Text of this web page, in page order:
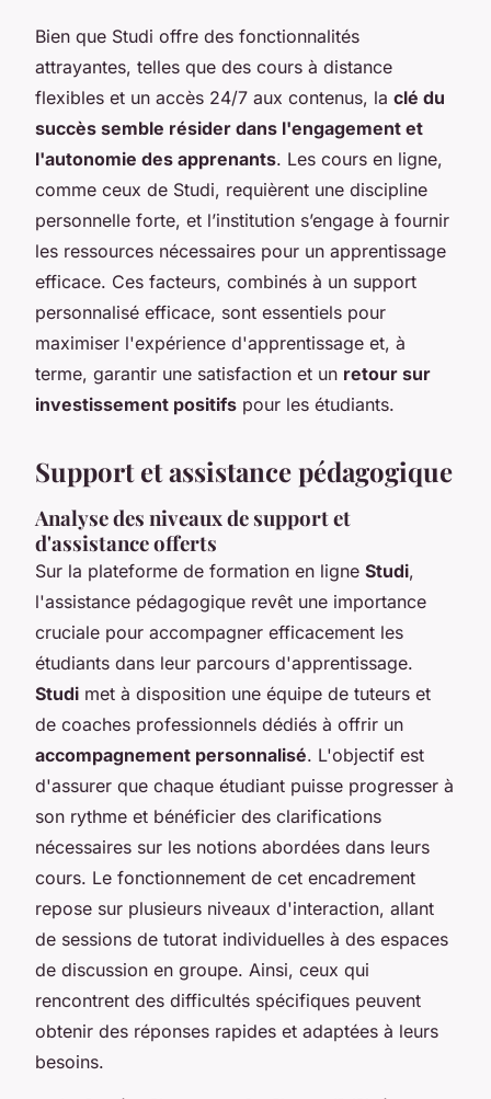
Bien que Studi offre des fonctionnalités
attrayantes, telles que des cours à distance
flexibles et un accès 24/7 aux contenus, la clé du
succès semble résider dans l'engagement et
l'autonomie des apprenants. Les cours en ligne,
comme ceux de Studi, requièrent une discipline
personnelle forte, et l’institution s’engage à fournir
les ressources nécessaires pour un apprentissage
efficace. Ces facteurs, combinés à un support
personnalisé efficace, sont essentiels pour
maximiser l'expérience d'apprentissage et, à
terme, garantir une satisfaction et un retour sur
investissement positifs pour les étudiants.
Support et assistance pédagogique
Analyse des niveaux de support et
d'assistance offerts
Sur la plateforme de formation en ligne Studi,
l'assistance pédagogique revêt une importance
cruciale pour accompagner efficacement les
étudiants dans leur parcours d'apprentissage.
Studi met à disposition une équipe de tuteurs et
de coaches professionnels dédiés à offrir un
accompagnement personnalisé. L'objectif est
d'assurer que chaque étudiant puisse progresser à
son rythme et bénéficier des clarifications
nécessaires sur les notions abordées dans leurs
cours. Le fonctionnement de cet encadrement
repose sur plusieurs niveaux d'interaction, allant
de sessions de tutorat individuelles à des espaces
de discussion en groupe. Ainsi, ceux qui
rencontrent des difficultés spécifiques peuvent
obtenir des réponses rapides et adaptées à leurs
besoins.